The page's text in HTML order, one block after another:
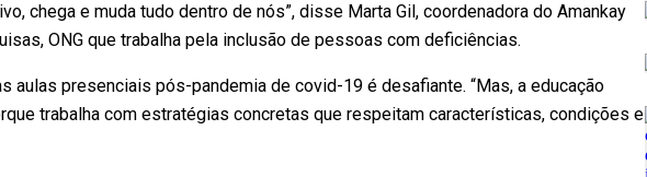
chega e muda tudo dentro de nós”, disse Marta Gil, coordenadora do Amankay
ONG que trabalha pela inclusão de pessoas com deficiências.
aulas presenciais pós-pandemia de covid-19 é desafiante. “Mas, a educação
trabalha com estratégias concretas que respeitam características, condições e